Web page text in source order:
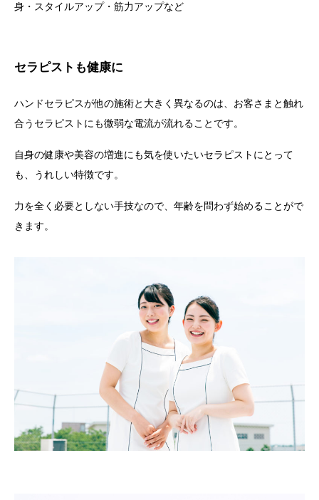
身・スタイルアップ・筋力アップなど
セラピストも健康に
ハンドセラピスが他の施術と大きく異なるのは、お客さまと触れ
合うセラピストにも微弱な電流が流れることです。
自身の健康や美容の増進にも気を使いたいセラピストにとって
も、うれしい特徴です。
力を全く必要としない手技なので、年齢を問わず始めることがで
きます。